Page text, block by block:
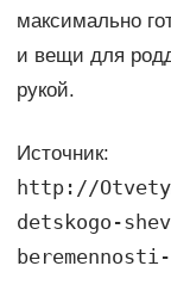
максимально
и вещи для
рукой.
Источник:
http://
detskogo-